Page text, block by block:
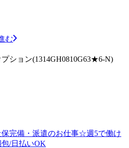
む
ション(1314GH0810G63★6-N)
保完備・派遣のお仕事☆週5で働け
/日払いOK